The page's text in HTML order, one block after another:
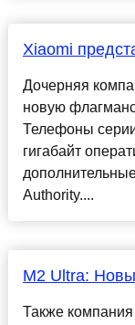
Xiaomi
Дочерняя
новую
Телефоны
гигабайт
Authority....
M2 Ultra:
Также